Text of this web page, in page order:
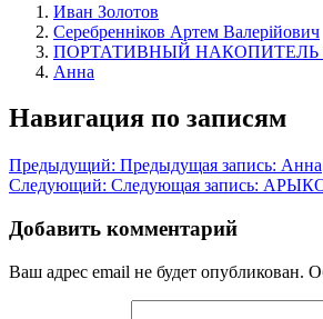
Иван Золотов
Серебренніков Артем Валерійович
ПОРТАТИВНЫЙ НАКОПИТЕЛЬ
Анна
Навигация по записям
Предыдущий: Предыдущая запись: Анна
Следующий: Следующая запись:
Добавить комментарий
Ваш адрес email не будет опубликован.